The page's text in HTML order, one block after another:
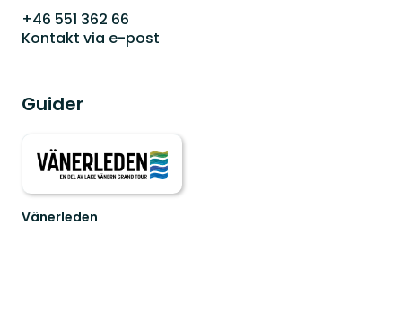
+46 551 362 66
Kontakt via e-post
Guider
Vänerleden